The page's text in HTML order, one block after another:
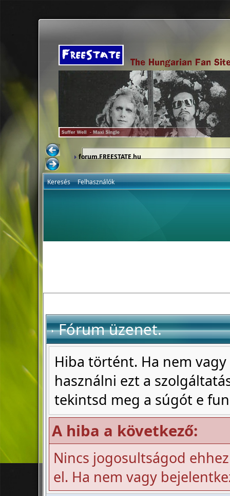
forum.FREESTATE.hu
Keresés Felhasználók
Fórum üzenet.
Hiba történt. Ha nem
használni ezt a
tekintsd meg a súgót e
A hiba a következő:
Nincs jogosultságod
el. Ha nem vagy